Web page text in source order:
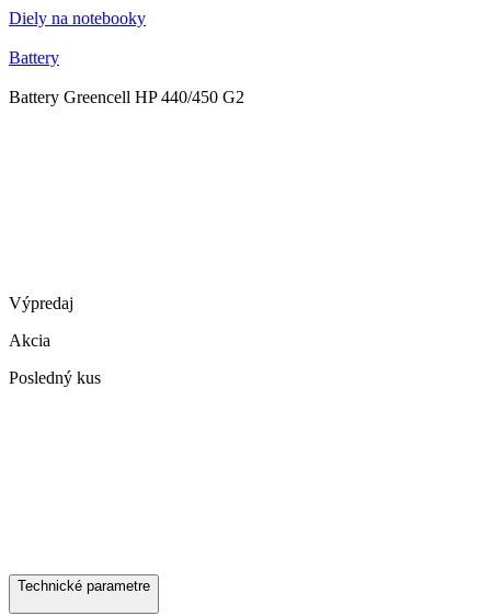
Diely na notebooky
Battery
Battery Greencell HP 440/450 G2
Výpredaj
Akcia
Posledný kus
Technické parametre